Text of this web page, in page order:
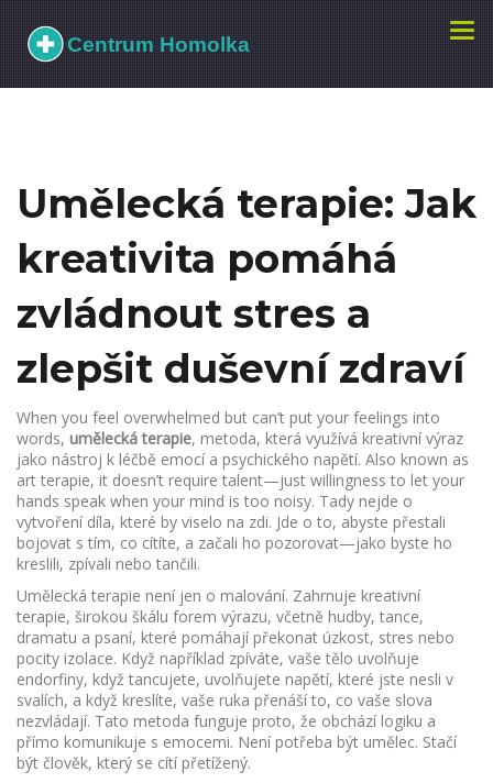
Umělecká terapie: Jak
kreativita pomáhá
zvládnout stres a
zlepšit duševní zdraví
When you feel overwhelmed but can’t put your feelings into
words, umělecká terapie, metoda, která využívá kreativní výraz
jako nástroj k léčbě emocí a psychického napětí. Also known as
art terapie, it doesn’t require talent—just willingness to let your
hands speak when your mind is too noisy. Tady nejde o
vytvoření díla, které by viselo na zdi. Jde o to, abyste přestali
bojovat s tím, co cítíte, a začali ho pozorovat—jako byste ho
kreslili, zpívali nebo tančili.
Umělecká terapie není jen o malování. Zahrnuje kreativní
terapie, širokou škálu forem výrazu, včetně hudby, tance,
dramatu a psaní, které pomáhají překonat úzkost, stres nebo
pocity izolace. Když například zpíváte, vaše tělo uvolňuje
endorfiny, když tancujete, uvolňujete napětí, které jste nesli v
svalích, a když kreslíte, vaše ruka přenáší to, co vaše slova
nezvládají. Tato metoda funguje proto, že obchází logiku a
přímo komunikuje s emocemi. Není potřeba být umělec. Stačí
být člověk, který se cítí přetížený.